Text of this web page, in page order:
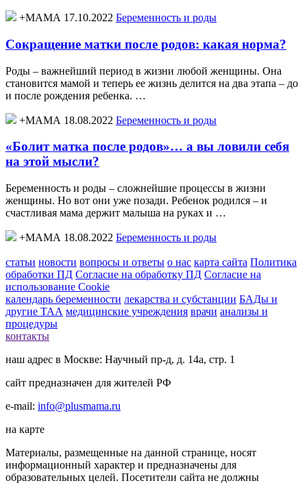
+МАМА 17.10.2022 Беременность и роды
Сокращение матки после родов: какая норма?
Роды – важнейший период в жизни любой женщины. Она
становится мамой и теперь ее жизнь делится на два этапа – до
и после рождения ребенка. …
+МАМА 18.08.2022 Беременность и роды
«Болит матка после родов»… а вы ловили себя
на этой мысли?
Беременность и роды – сложнейшие процессы в жизни
женщины. Но вот они уже позади. Ребенок родился – и
счастливая мама держит малыша на руках и …
+МАМА 18.08.2022 Беременность и роды
статьи новости вопросы и ответы о нас карта сайта Политика
обработки ПД Согласие на обработку ПД Согласие на
использование Cookie
календарь беременности лекарства и субстанции БАДы и
другие ТАА медицинские учреждения врачи анализы и
процедуры
контакты
наш адрес в Москве: Научный пр-д, д. 14а, стр. 1
сайт предназначен для жителей РФ
e-mail: info@plusmama.ru
на карте
Материалы, размещенные на данной странице, носят
информационный характер и предназначены для
образовательных целей. Посетители сайта не должны